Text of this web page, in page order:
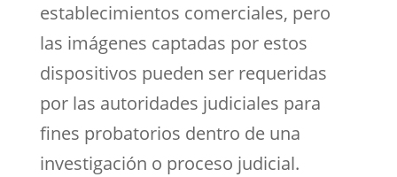
establecimientos comerciales, pero
las imágenes captadas por estos
dispositivos pueden ser requeridas
por las autoridades judiciales para
fines probatorios dentro de una
investigación o proceso judicial.